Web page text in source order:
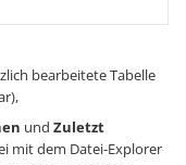
bearbeitete Tabelle
und Zuletzt
mit dem Datei-Explorer